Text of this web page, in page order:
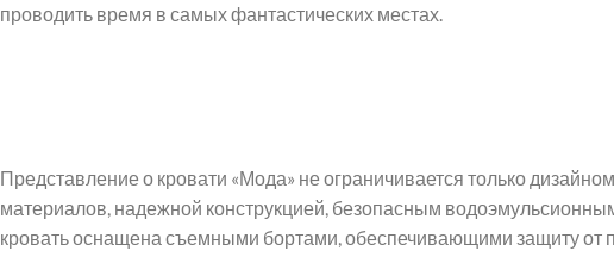
проводить время в самых фантастических местах.
Представление о кровати «Мода» не ограничивается только
материалов, надежной конструкцией, безопасным
кровать оснащена съемными бортами, обеспечивающими защиту от